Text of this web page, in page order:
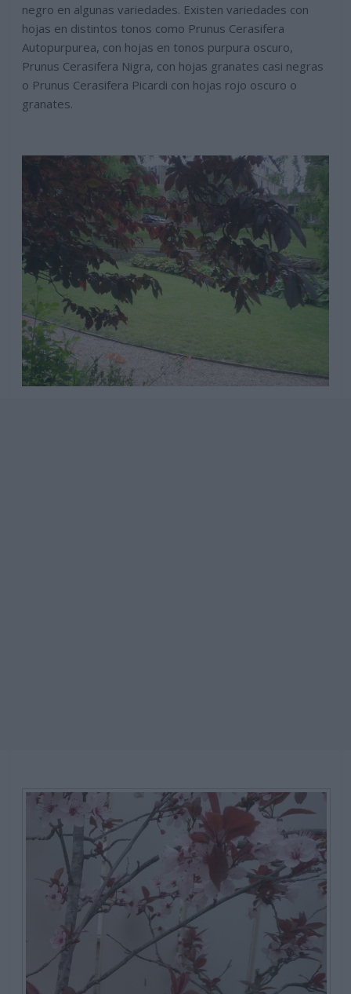
negro en algunas variedades. Existen variedades con
hojas en distintos tonos como Prunus Cerasifera
Autopurpurea, con hojas en tonos purpura oscuro,
Prunus Cerasifera Nigra, con hojas granates casi negras
o Prunus Cerasifera Picardi con hojas rojo oscuro o
granates.